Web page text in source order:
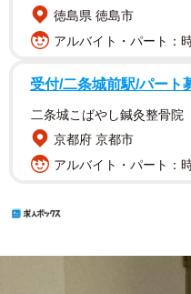
徳島県 徳島市
アルバイト・パート：
受付/二条城前駅/パート
二条城こばやし鍼灸整骨院
京都府 京都市
アルバイト・パート：